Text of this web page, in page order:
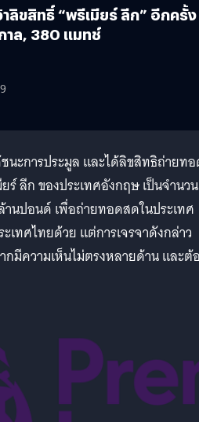
ลิขสิทธิ์ “พรีเมียร์ ลีก” อีกครั้ง
าล, 380 แมทช์
นะการประมูล และได้ลิขสิทธิถ่ายท
ลีก ของประเทศอังกฤษ เป็นจำนว
นปอนด์ เพื่อถ่ายทอดสดในประเทศ
เทศไทยด้วย แต่การเจรจาดังกล่าว
กมีความเห็นไม่ตรงหลายด้าน และต้